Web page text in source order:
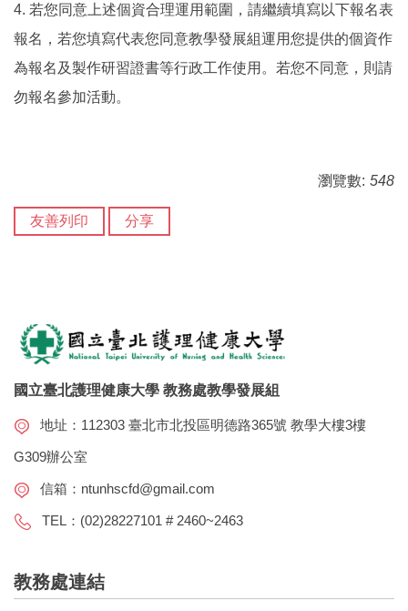
4. 若您同意上述個資合理運用範圍，請繼續填寫以下報名表
報名，若您填寫代表您同意教學發展組運用您提供的個資作
為報名及製作研習證書等行政工作使用。若您不同意，則請
勿報名參加活動。
瀏覽數: 548
友善列印 分享
國立臺北護理健康大學 教務處教學發展組
地址：112303 臺北市北投區明德路365號 教學大樓3樓
G309辦公室
信箱： ntunhscfd@gmail.com
TEL：(02)28227101 # 2460~2463
教務處連結